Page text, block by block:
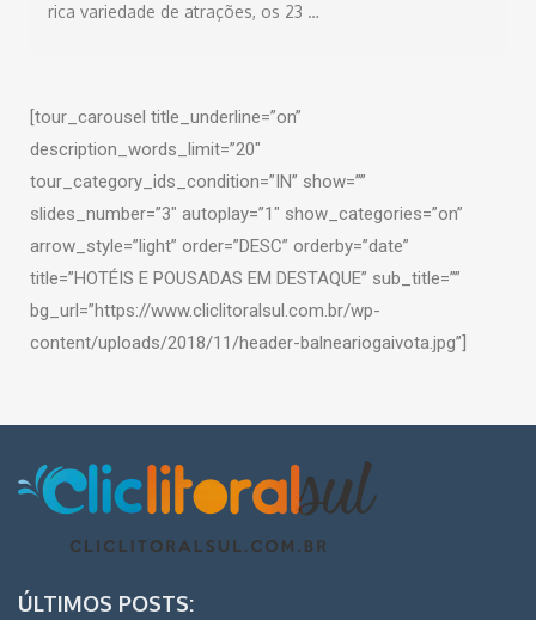
rica variedade de atrações, os 23 …
[tour_carousel title_underline=”on”
description_words_limit=”20″
tour_category_ids_condition=”IN” show=””
slides_number=”3″ autoplay=”1″ show_categories=”on”
arrow_style=”light” order=”DESC” orderby=”date”
title=”HOTÉIS E POUSADAS EM DESTAQUE” sub_title=””
bg_url=”https://www.cliclitoralsul.com.br/wp-
content/uploads/2018/11/header-balneariogaivota.jpg”]
ÚLTIMOS POSTS: